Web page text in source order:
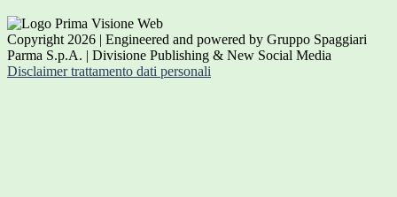
Copyright 2026 | Engineered and powered by Gruppo Spaggiari
Parma S.p.A. | Divisione Publishing & New Social Media
Disclaimer trattamento dati personali